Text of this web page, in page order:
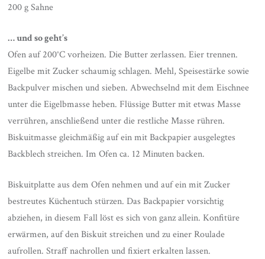
200 g Sahne
… und so geht’s
Ofen auf 200°C vorheizen. Die Butter zerlassen. Eier trennen.
Eigelbe mit Zucker schaumig schlagen. Mehl, Speisestärke sowie
Backpulver mischen und sieben. Abwechselnd mit dem Eischnee
unter die Eigelbmasse heben. Flüssige Butter mit etwas Masse
verrühren, anschließend unter die restliche Masse rühren.
Biskuitmasse gleichmäßig auf ein mit Backpapier ausgelegtes
Backblech streichen. Im Ofen ca. 12 Minuten backen.
Biskuitplatte aus dem Ofen nehmen und auf ein mit Zucker
bestreutes Küchentuch stürzen. Das Backpapier vorsichtig
abziehen, in diesem Fall löst es sich von ganz allein. Konfitüre
erwärmen, auf den Biskuit streichen und zu einer Roulade
aufrollen. Straff nachrollen und fixiert erkalten lassen.